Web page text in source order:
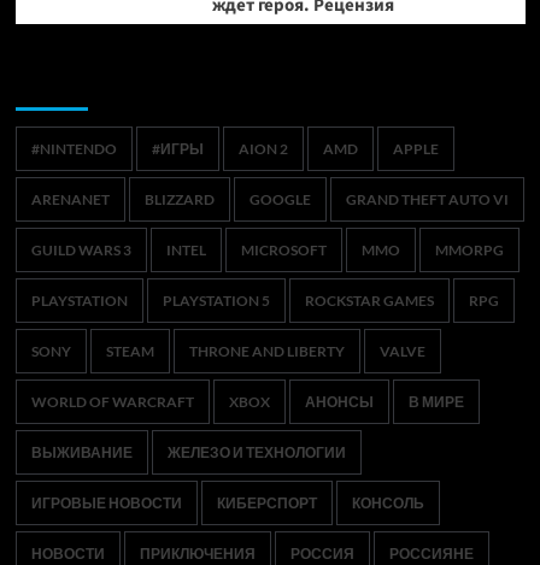
ждет героя. Рецензия
#NINTENDO #ИГРЫ AION 2 AMD APPLE
ARENANET BLIZZARD GOOGLE GRAND THEFT AUTO VI
GUILD WARS 3 INTEL MICROSOFT MMO MMORPG
PLAYSTATION PLAYSTATION 5 ROCKSTAR GAMES RPG
SONY STEAM THRONE AND LIBERTY VALVE
WORLD OF WARCRAFT XBOX АНОНСЫ В МИРЕ
ВЫЖИВАНИЕ ЖЕЛЕЗО И ТЕХНОЛОГИИ
ИГРОВЫЕ НОВОСТИ КИБЕРСПОРТ КОНСОЛЬ
НОВОСТИ ПРИКЛЮЧЕНИЯ РОССИЯ РОССИЯНЕ